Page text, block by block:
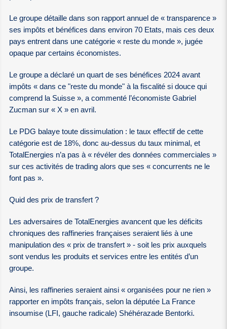
Le groupe détaille dans son rapport annuel de « transparence »
ses impôts et bénéfices dans environ 70 Etats, mais ces deux
pays entrent dans une catégorie « reste du monde », jugée
opaque par certains économistes.
Le groupe a déclaré un quart de ses bénéfices 2024 avant
impôts « dans ce "reste du monde" à la fiscalité si douce qui
comprend la Suisse », a commenté l’économiste Gabriel
Zucman sur « X » en avril.
Le PDG balaye toute dissimulation : le taux effectif de cette
catégorie est de 18%, donc au-dessus du taux minimal, et
TotalEnergies n’a pas à « révéler des données commerciales »
sur ces activités de trading alors que ses « concurrents ne le
font pas ».
Quid des prix de transfert ?
Les adversaires de TotalEnergies avancent que les déficits
chroniques des raffineries françaises seraient liés à une
manipulation des « prix de transfert » - soit les prix auxquels
sont vendus les produits et services entre les entités d’un
groupe.
Ainsi, les raffineries seraient ainsi « organisées pour ne rien »
rapporter en impôts français, selon la députée La France
insoumise (LFI, gauche radicale) Shéhérazade Bentorki.